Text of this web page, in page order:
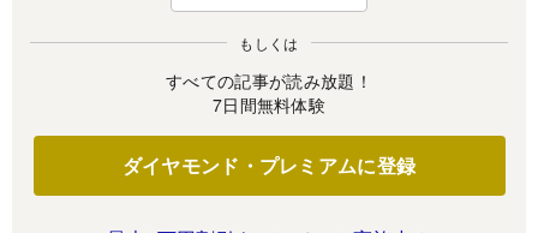
もしくは
すべての記事が読み放題！
7日間無料体験
ダイヤモンド・プレミアムに登録